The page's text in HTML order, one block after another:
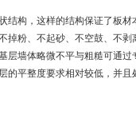
结构，这样的结构保证了板
掉粉、不起砂、不空鼓、不剥
层墙体略微不平与粗糙可通
的平整度要求相对较低，并且